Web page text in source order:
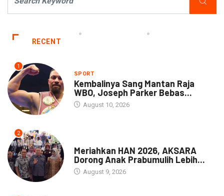
RECENT
1
SPORT
Kembalinya Sang Mantan Raja
WBO, Joseph Parker Bebas...
August 10, 2026
2
Meriahkan HAN 2026, AKSARA
Dorong Anak Prabumulih Lebih...
August 9, 2026